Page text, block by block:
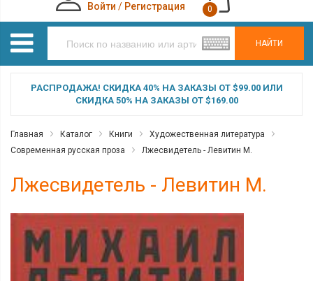
НАЙТИ
Войти / Регистрация 0
РАСПРОДАЖА! СКИДКА 40% НА ЗАКАЗЫ ОТ $99.00 ИЛИ
СКИДКА 50% НА ЗАКАЗЫ ОТ $169.00
Главная Каталог Книги
Художественная литература
Современная русская проза
Лжесвидетель - Левитин М.
Лжесвидетель - Левитин М.